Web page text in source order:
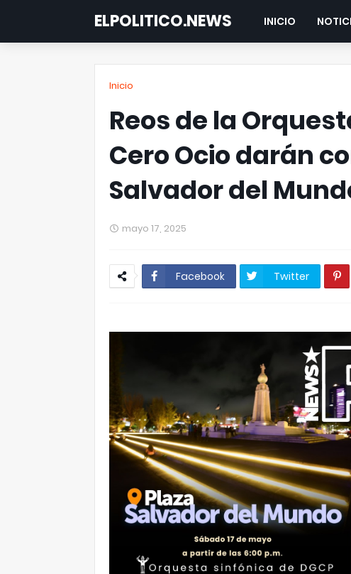
ELPOLITICO.NEWS INICIO
Inicio
Reos de la
Cero Ocio darán
Salvador del
mayo 17, 2025
Facebook Twitter